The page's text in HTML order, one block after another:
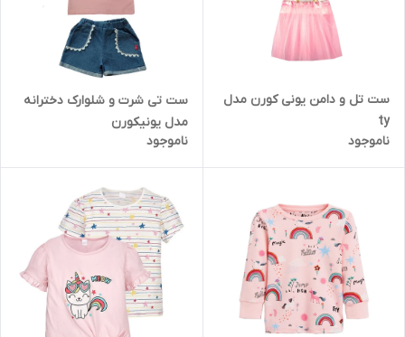
ست تل و دامن یونی کورن مدل
ty
ناموجود
ست تی شرت و شلوارک دخترانه
مدل یونیکورن
ناموجود